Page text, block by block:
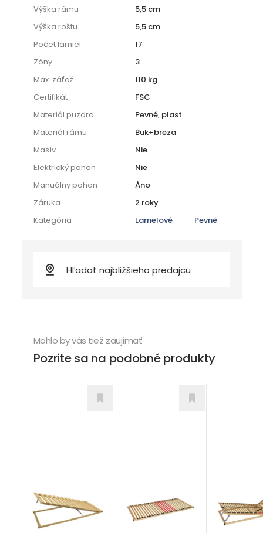
Výška rámu
5,5 cm
Výška roštu
5,5 cm
Počet lamiel
17
Zóny
3
Max. záťaž
110 kg
Certifikát
FSC
Materiál puzdra
Pevné, plast
Materiál rámu
Buk+breza
Masív
Nie
Elektrický pohon
Nie
Manuálny pohon
Áno
Záruka
2 roky
Kategória
Lamelové Pevné
Mohlo by vás tiež zaujímať
Pozrite sa na podobné produkty
Rošty
od 172,00
€
od 66,00€
T5
Rošty
od 134,00